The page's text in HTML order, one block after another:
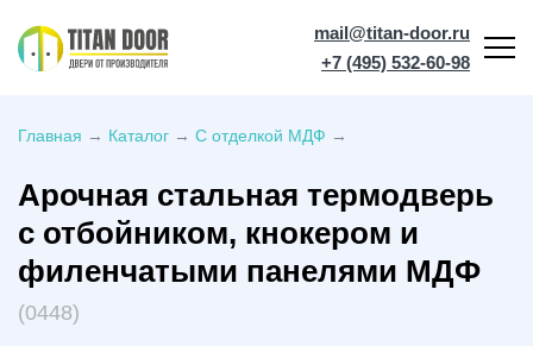
mail@titan-door.ru
+7 (495) 532-60-98
Главная → Каталог → С отделкой МДФ →
Арочная стальная термодверь
с отбойником, кнокером и
филенчатыми панелями МДФ
(0448)